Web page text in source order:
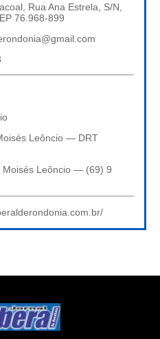
Rua Ana Estrela, S/N,
76.968-899
Leôncio — DRT
Moisés Leôncio — (69) 9